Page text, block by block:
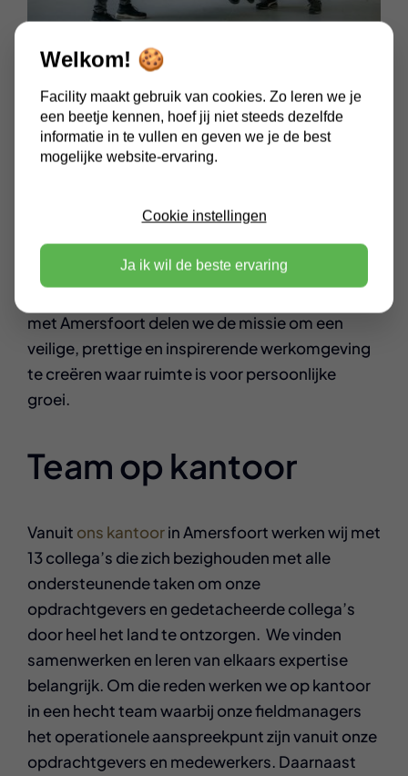
Een echt Amersfoorts
bedrijf
al meer dan 30 jaar gevestigd zijn. De stad
vervult een economische regiofunctie en biedt
uitstekende bereikbaarheid, wat het een
met Amersfoort delen we de missie om een
veilige, prettige en inspirerende werkomgeving
te creëren waar ruimte is voor persoonlijke
groei.
Team op kantoor
Vanuit ons kantoorin Amersfoort werken wij met
13 collega’s die zich bezighouden met alle
ondersteunende taken om onze
opdrachtgevers en gedetacheerde collega’s
door heel het land te ontzorgen. We vinden
samenwerken en leren van elkaars expertise
belangrijk. Om die reden werken we op kantoor
in een hecht team waarbij onze fieldmanagers
het operationele aanspreekpunt zijn vanuit onze
opdrachtgevers en medewerkers. Daarnaast
Welkom! 🍪
Facility maakt gebruik van cookies. Zo leren we je
een beetje kennen, hoef jij niet steeds dezelfde
informatie in te vullen en geven we je de best
mogelijke website-ervaring.
Cookie instellingen
Ja ik wil de beste ervaring